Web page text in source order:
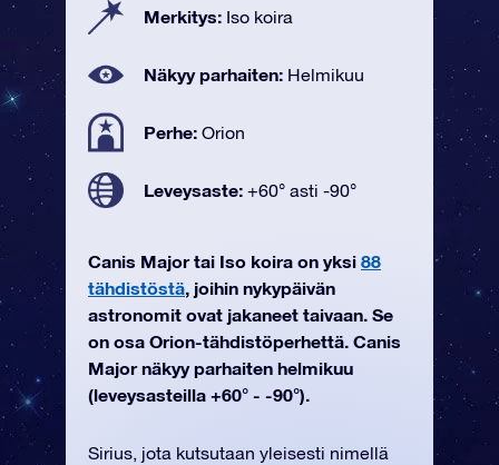
Merkitys: Iso koira
Näkyy parhaiten: Helmikuu
Perhe: Orion
Leveysaste: +60° asti -90°
Canis Major tai Iso koira on yksi 88
tähdistöstä, joihin nykypäivän
astronomit ovat jakaneet taivaan. Se
on osa Orion-tähdistöperhettä. Canis
Major näkyy parhaiten helmikuu
(leveysasteilla +60° - -90°).
Sirius, jota kutsutaan yleisesti nimellä